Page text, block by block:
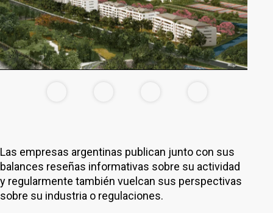
Las empresas argentinas publican junto con sus
balances reseñas informativas sobre su actividad
y regularmente también vuelcan sus perspectivas
sobre su industria o regulaciones.